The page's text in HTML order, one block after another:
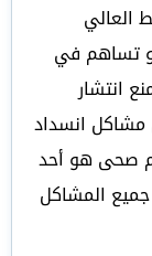
العالي
و تساهم في
انتشار
انسداد
صحى هو أحد
المشاكل